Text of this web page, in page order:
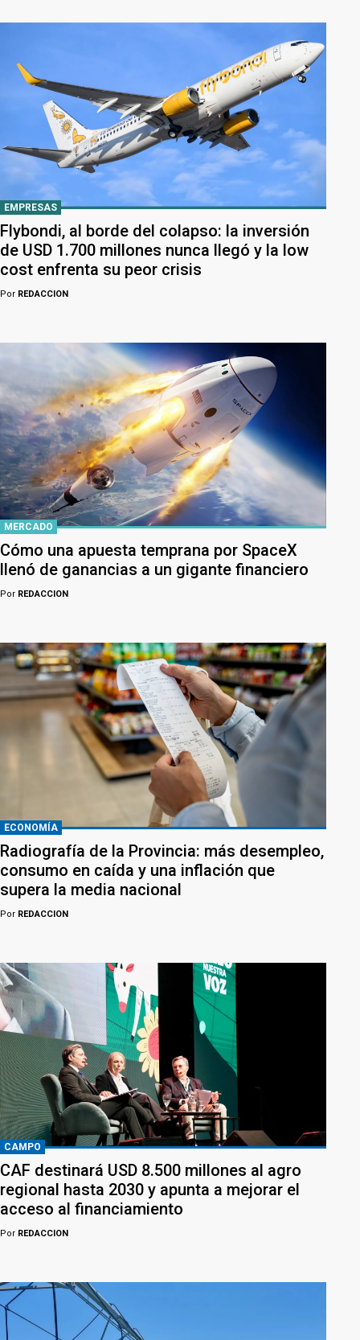
EMPRESAS
Flybondi, al borde del colapso: la inversión
de USD 1.700 millones nunca llegó y la low
cost enfrenta su peor crisis
Por REDACCION
MERCADO
Cómo una apuesta temprana por SpaceX
llenó de ganancias a un gigante financiero
Por REDACCION
ECONOMÍA
Radiografía de la Provincia: más desempleo,
consumo en caída y una inflación que
supera la media nacional
Por REDACCION
CAMPO
CAF destinará USD 8.500 millones al agro
regional hasta 2030 y apunta a mejorar el
acceso al financiamiento
Por REDACCION